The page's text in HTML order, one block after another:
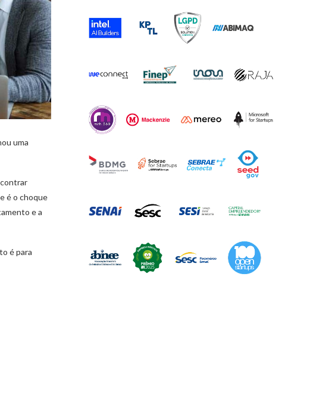
uma
é o choque
e a
é para